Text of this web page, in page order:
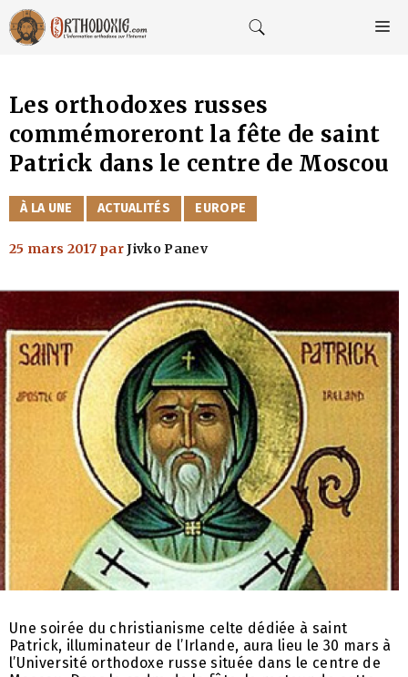
Aller
au
contenu
Les orthodoxes russes
commémoreront la fête de saint
Patrick dans le centre de Moscou
CATÉGORIES
À LA UNE ACTUALITÉS EUROPE
25 mars 2017 parJivko Panev
Une soirée du christianisme celte dédiée à saint
Patrick, illuminateur de l’Irlande, aura lieu le 30 mars à
l’Université orthodoxe russe située dans le centre de